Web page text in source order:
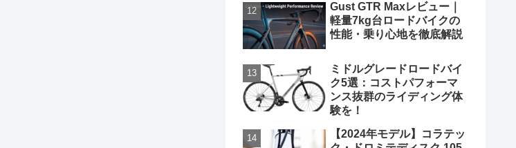
Gust GTR Maxレビュー｜
軽量7kg台ロードバイクの
性能・乗り心地を徹底解説
ミドルグレードロードバイ
ク5選：コストパフォーマ
ンス抜群のライディング体
験を！
【2024年モデル】コラテッ